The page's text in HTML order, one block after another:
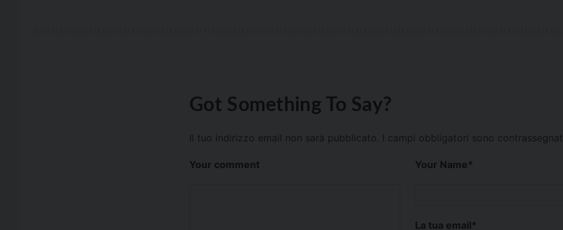
Got Something To Say?
Il tuo indirizzo email non sarà pubblicato. I campi obbligatori sono contrassegnati
Your comment Your Name*
La tua email*